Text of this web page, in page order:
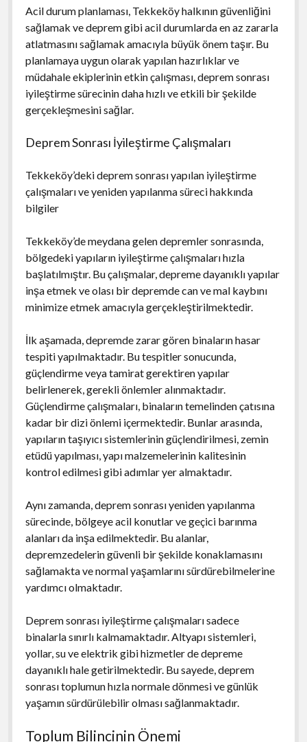
Acil durum planlaması, Tekkeköy halkının güvenliğini
sağlamak ve deprem gibi acil durumlarda en az zararla
atlatmasını sağlamak amacıyla büyük önem taşır. Bu
planlamaya uygun olarak yapılan hazırlıklar ve
müdahale ekiplerinin etkin çalışması, deprem sonrası
iyileştirme sürecinin daha hızlı ve etkili bir şekilde
gerçekleşmesini sağlar.
Deprem Sonrası İyileştirme Çalışmaları
Tekkeköy’deki deprem sonrası yapılan iyileştirme
çalışmaları ve yeniden yapılanma süreci hakkında
bilgiler
Tekkeköy’de meydana gelen depremler sonrasında,
bölgedeki yapıların iyileştirme çalışmaları hızla
başlatılmıştır. Bu çalışmalar, depreme dayanıklı yapılar
inşa etmek ve olası bir depremde can ve mal kaybını
minimize etmek amacıyla gerçekleştirilmektedir.
İlk aşamada, depremde zarar gören binaların hasar
tespiti yapılmaktadır. Bu tespitler sonucunda,
güçlendirme veya tamirat gerektiren yapılar
belirlenerek, gerekli önlemler alınmaktadır.
Güçlendirme çalışmaları, binaların temelinden çatısına
kadar bir dizi önlemi içermektedir. Bunlar arasında,
yapıların taşıyıcı sistemlerinin güçlendirilmesi, zemin
etüdü yapılması, yapı malzemelerinin kalitesinin
kontrol edilmesi gibi adımlar yer almaktadır.
Aynı zamanda, deprem sonrası yeniden yapılanma
sürecinde, bölgeye acil konutlar ve geçici barınma
alanları da inşa edilmektedir. Bu alanlar,
depremzedelerin güvenli bir şekilde konaklamasını
sağlamakta ve normal yaşamlarını sürdürebilmelerine
yardımcı olmaktadır.
Deprem sonrası iyileştirme çalışmaları sadece
binalarla sınırlı kalmamaktadır. Altyapı sistemleri,
yollar, su ve elektrik gibi hizmetler de depreme
dayanıklı hale getirilmektedir. Bu sayede, deprem
sonrası toplumun hızla normale dönmesi ve günlük
yaşamın sürdürülebilir olması sağlanmaktadır.
Toplum Bilincinin Önemi